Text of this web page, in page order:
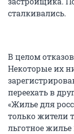
сталкивались.
В целом
Некоторые их
переехать в
«Жилье для
только жители
льготное